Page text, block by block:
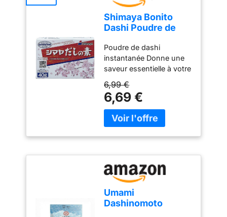
Shimaya Bonito
Dashi Poudre de
Poudre de dashi
instantanée Donne une
saveur essentielle à votre
pour faire des soupes
miso, des soupes de
nouilles, des casseroles
chaudes oden, etc
6,99 €
6,69 €
Umami
Dashinomoto